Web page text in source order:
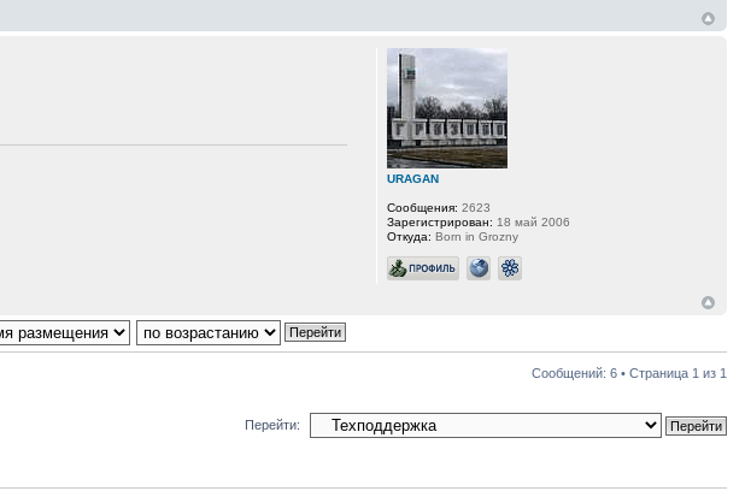
URAGAN
Сообщения: 2623
Зарегистрирован: 18 май 2006
Откуда: Born in Grozny
Сообщений: 6 • Страница 1 из 1
Перейти: